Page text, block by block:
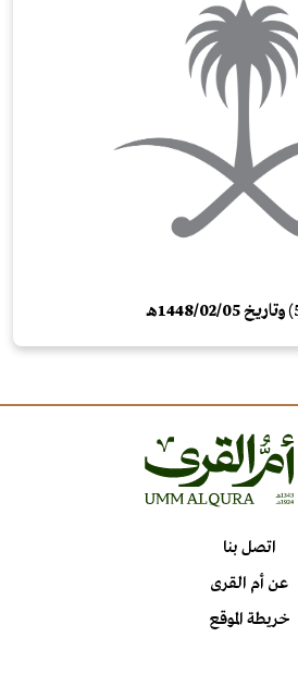
اتصل بنا
عن أم القرى
خريطة الموقع